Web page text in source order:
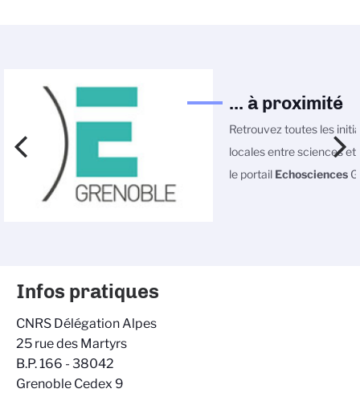
... à proximité
Retrouvez toutes les
locales entre sciences et
le portail Echosciences
Infos pratiques
CNRS Délégation Alpes
25 rue des Martyrs
B.P. 166 - 38042
Grenoble Cedex 9